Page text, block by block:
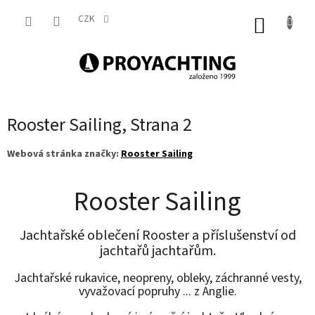
CZK
Rooster Sailing, Strana 2
Webová stránka značky: Rooster Sailing
Rooster Sailing
Jachtařské oblečení Rooster a příslušenství od
jachtařů jachtařům.
Jachtařské rukavice, neopreny, obleky, záchranné vesty,
vyvažovací popruhy ... z Anglie.